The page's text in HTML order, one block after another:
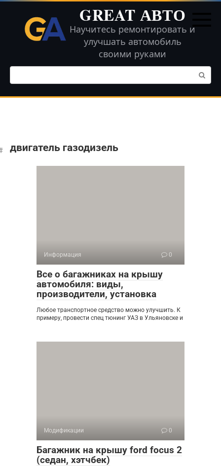
Перейти
контенту
GREAT АВТО
Научитесь ремонтировать и
улучшать автомобиль
своими руками
Поиск:
двигатель газодизель
Информация 0
Все о багажниках на крышу
автомобиля: виды,
производители, установка
Любое транспортное средство можно улучшить. К
примеру, провести спец тюнинг УАЗ в Ульяновске и
Модификации 0
Багажник на крышу ford focus 2
(седан, хэтчбек)